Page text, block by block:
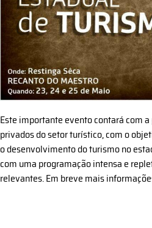
Este importante evento contará com
privados do setor turístico, com o
o desenvolvimento do turismo no
com uma programação intensa e
relevantes. Em breve mais